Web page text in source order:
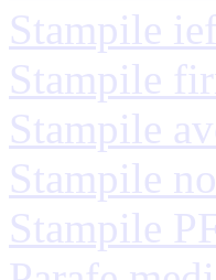
Stampile
Stampile
Stampile
Stampile
Stampile